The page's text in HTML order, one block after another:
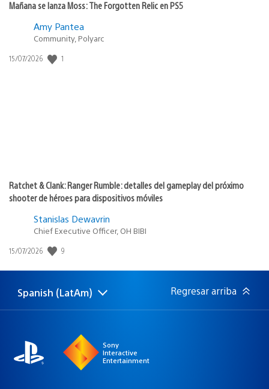
Mañana se lanza Moss: The Forgotten Relic en PS5
Amy Pantea
Community, Polyarc
Fecha
15/07/2026 1
Ratchet & Clank: Ranger Rumble: detalles del gameplay del próximo
shooter de héroes para dispositivos móviles
Stanislas Dewavrin
Chief Executive Officer, OH BIBI
Fecha
publicación:
15/07/2026 9
Elige
una
Región
actual:
Spanish (LatAm) Regresar arriba
Sony
Interactive
Entertainment